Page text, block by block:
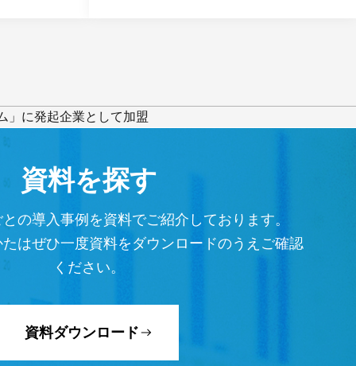
」に発起企業として加盟
資料を探す
の導入事例を資料でご紹介しております。
はぜひ一度資料をダウンロードのうえご確認
ください。
資料ダウンロード